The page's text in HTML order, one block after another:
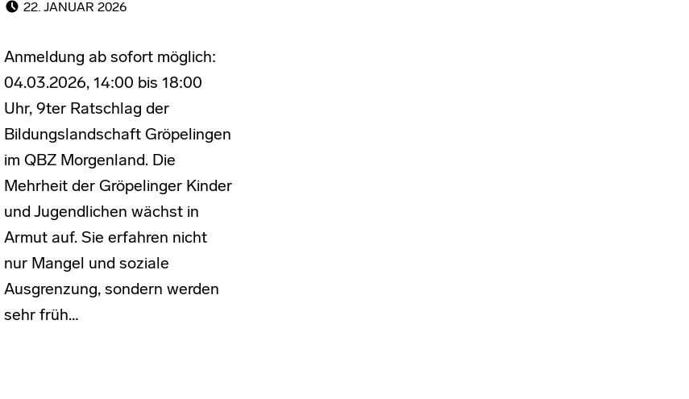
22. JANUAR 2026
Anmeldung ab sofort möglich:
04.03.2026, 14:00 bis 18:00
Uhr, 9ter Ratschlag der
Bildungslandschaft Gröpelingen
im QBZ Morgenland. Die
Mehrheit der Gröpelinger Kinder
und Jugendlichen wächst in
Armut auf. Sie erfahren nicht
nur Mangel und soziale
Ausgrenzung, sondern werden
sehr früh…